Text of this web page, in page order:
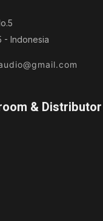
- Indonesia
& Distributor